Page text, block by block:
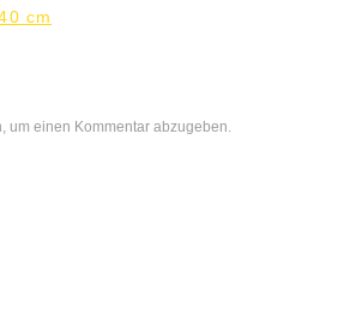
cm
um einen Kommentar abzugeben.